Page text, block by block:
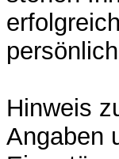
Hinweis
Angaben